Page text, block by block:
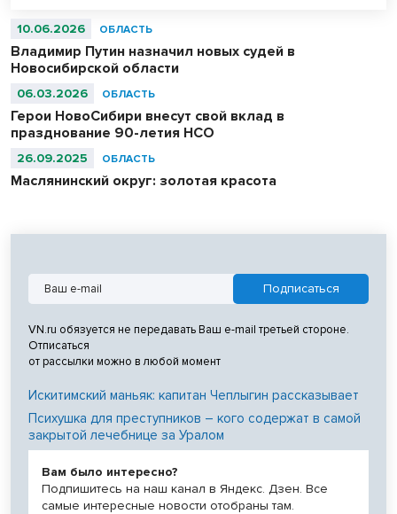
10.06.2026 ОБЛАСТЬ
Владимир Путин назначил новых судей в
Новосибирской области
06.03.2026 ОБЛАСТЬ
Герои НовоСибири внесут свой вклад в
празднование 90-летия НСО
26.09.2025 ОБЛАСТЬ
Маслянинский округ: золотая красота
VN.ru обязуется не передавать Ваш e-mail третьей стороне.
Отписаться
от рассылки можно в любой момент
Искитимский маньяк: капитан Чеплыгин рассказывает
Психушка для преступников – кого содержат в самой
закрытой лечебнице за Уралом
Вам было интересно?
Подпишитесь на наш канал в Яндекс. Дзен. Все
самые интересные новости отобраны там.